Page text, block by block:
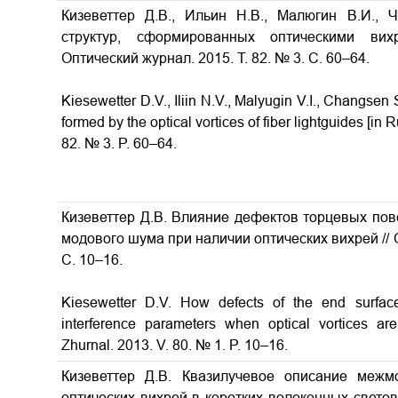
Кизеветтер Д.В., Ильин Н.В., Малюгин В.И.,
структур, сформированных оптическими
Оптический журнал. 2015. Т. 82. № 3. С. 60–64.
Kiesewetter D.V., Iliin N.V., Malyugin V.I.,
formed by the optical vortices of fiber lightguides [in
82. № 3. P. 60–64.
Кизеветтер Д.В. Влияние дефектов торцевых
модового шума при наличии оптических вихрей//
С. 10–16.
Kiesewetter D.V. How defects of the end
interference parameters when optical vortices
Zhurnal. 2013. V. 80. № 1. P. 10–16.
Кизеветтер Д.В. Квазилучевое описание